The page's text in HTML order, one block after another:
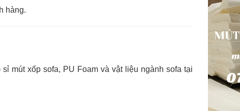
hàng.
mút xốp sofa, PU Foam và vật liệu ngành sofa tại